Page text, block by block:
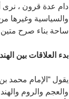
دام عدة قرون ، نرى
والسياسية وغيرها
ساحة بناء صرح متين
بدء العلاقات بين
يقول “الإمام محمد
والعجم والروم